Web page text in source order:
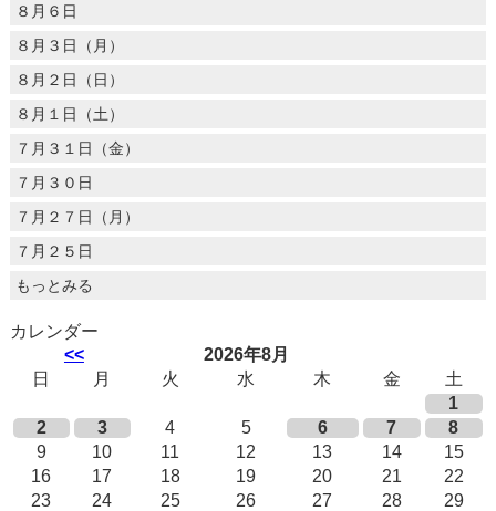
８月６日
８月３日（月）
８月２日（日）
８月１日（土）
７月３１日（金）
７月３０日
７月２７日（月）
７月２５日
もっとみる
カレンダー
<<
2026年8月
日
月 火 水 木 金
土
1
2
3 4 5 6 7
8
9
10 11 12 13 14
15
16
17 18 19 20 21
22
23
24 25 26 27 28
29